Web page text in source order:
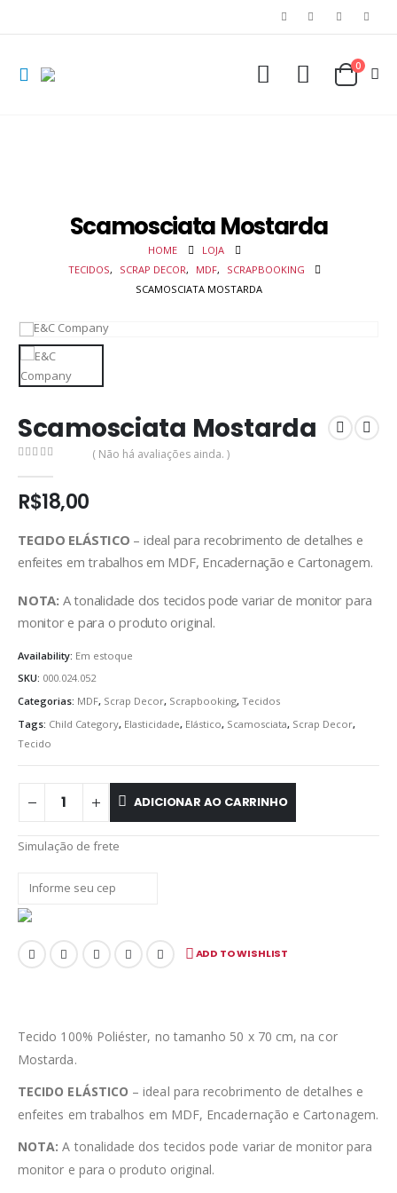
0
Scamosciata Mostarda
HOME
LOJA
TECIDOS, SCRAP DECOR, MDF,
SCRAPBOOKING
SCAMOSCIATA MOSTARDA
Scamosciata Mostarda
( Não há avaliações ainda. )
R$18,00
TECIDO ELÁSTICO – ideal para recobrimento de detalhes e
enfeites em trabalhos em MDF, Encadernação e Cartonagem.
NOTA: A tonalidade dos tecidos pode variar de monitor para
monitor e para o produto original.
Availability: Em estoque
SKU: 000.024.052
Categorias: MDF, Scrap Decor, Scrapbooking, Tecidos
Tags: Child Category, Elasticidade, Elástico, Scamosciata, Scrap Decor,
Tecido
ADICIONAR AO CARRINHO
Simulação de frete
ADD TO WISHLIST
Tecido 100% Poliéster, no tamanho 50 x 70 cm, na cor
Mostarda.
TECIDO ELÁSTICO – ideal para recobrimento de detalhes e
enfeites em trabalhos em MDF, Encadernação e Cartonagem.
NOTA: A tonalidade dos tecidos pode variar de monitor para
monitor e para o produto original.